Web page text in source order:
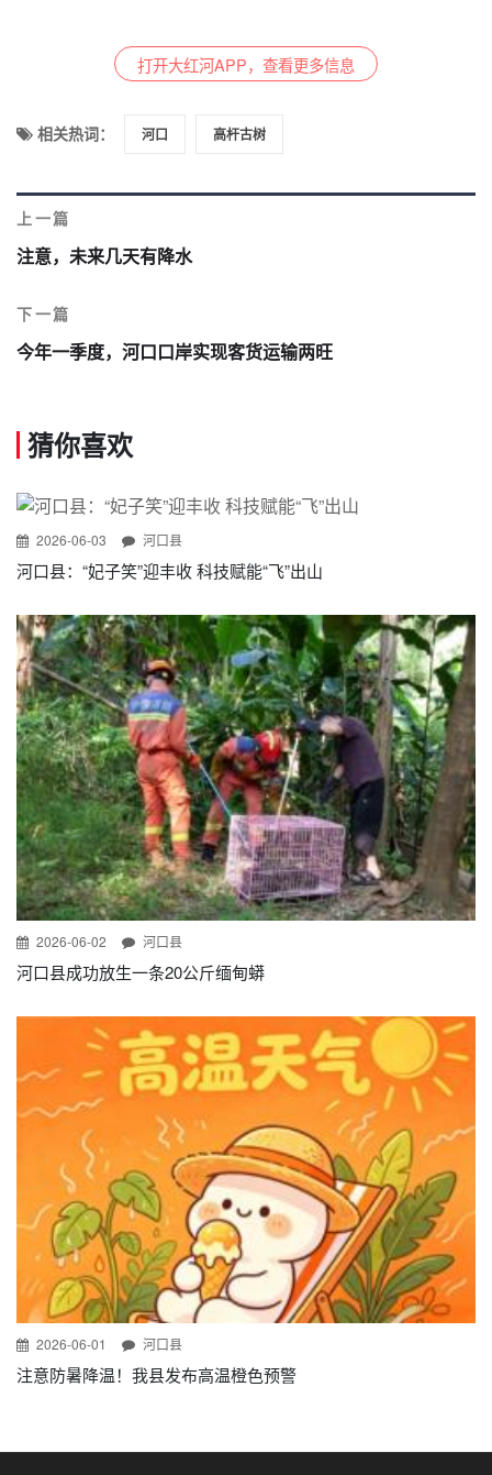
打开大红河APP，查看更多信息
相关热词： 河口 高杆古树
上一篇
注意，未来几天有降水
下一篇
今年一季度，河口口岸实现客货运输两旺
猜你喜欢
2026-06-03 河口县
河口县：“妃子笑”迎丰收 科技赋能“飞”出山
2026-06-02 河口县
河口县成功放生一条20公斤缅甸蟒
2026-06-01 河口县
注意防暑降温！我县发布高温橙色预警